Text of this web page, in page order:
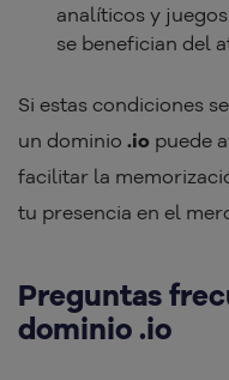
analíticos y
se benefician del
Si estas condiciones
un dominio .io puede
facilitar la
tu presencia en el
Preguntas
dominio .io